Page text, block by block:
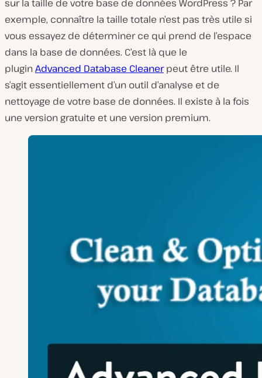
sur la taille de votre base de données WordPress ? Par
exemple, connaître la taille totale n’est pas très utile si
vous essayez de déterminer ce qui prend de l’espace
dans la base de données. C’est là que le
pluginAdvanced Database Cleanerpeut être utile. Il
s’agit essentiellement d’un outil d’analyse et de
nettoyage de votre base de données. Il existe à la fois
une version gratuite et une version premium.